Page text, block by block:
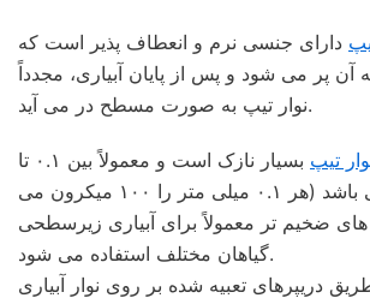
دارای جنسی نرم و انعطاف پذیر است که
آن پر می شود و پس از پایان آبیاری، مجدداً
نوار تیپ به صورت مسطح در می آید.
تیپ
بسیار نازک است و معمولاً بین ۰.۱ تا
۰.۶ میلی متر می باشد (هر ۰.۱ میلی متر را ۱۰۰ میکرون می
های ضخیم تر معمولاً برای آبیاری زیرسطحی
گیاهان مختلف استفاده می شود.
دریپرهای تعبیه شده بر روی نوار آبیاری